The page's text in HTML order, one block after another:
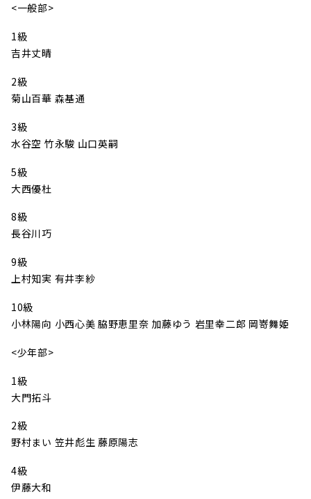
<一般部>
1級
吉井丈晴
2級
菊山百華 森基通
3級
水谷空 竹永駿 山口英嗣
5級
大西優杜
8級
長谷川巧
9級
上村知実 有井李紗
10級
小林陽向 小西心美 脇野恵里奈 加藤ゆう 岩里幸二郎 岡嵜舞姫
<少年部>
1級
大門拓斗
2級
野村まい 笠井彪生 藤原陽志
4級
伊藤大和